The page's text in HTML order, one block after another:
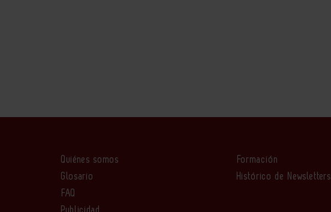
Quiénes somos
Glosario
FAQ
Formación
Histórico de Newsletters